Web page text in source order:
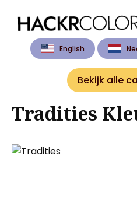
English
Search
Bekijk alle
Tradities